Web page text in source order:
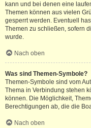
kann und bei denen eine
Themen können aus vielen
gesperrt werden. Eventuell
Themen zu schließen, sofern
wurde.
Nach oben
Was sind Themen-Symbole?
Themen-Symbole sind vom
Thema in Verbindung stehen
können. Die Möglichkeit,
Berechtigungen ab, die die
Nach oben